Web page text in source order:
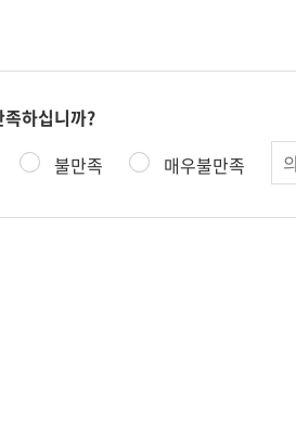
하십니까?
불만족 매우불만족
의
견